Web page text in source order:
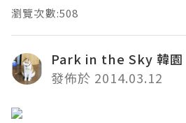
瀏覽次數:508
Park in the Sky 韓園
發佈於 2014.03.12